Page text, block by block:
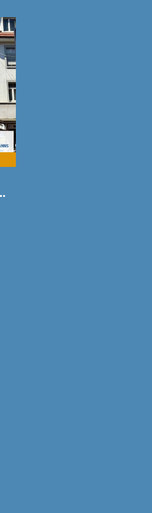
KERNSTADT !!!